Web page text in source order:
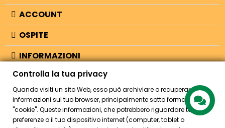
ACCOUNT
OSPITE
INFORMAZIONI
NEGOZIO
© 2026 - Bellearti.it -credits
Controlla la tua privacy
Quando visiti un sito Web, esso può archiviare o recuperare
informazioni sul tuo browser, principalmente sotto forma di
"cookie". Queste informazioni, che potrebbero riguardare te, le tue
preferenze o il tuo dispositivo internet (computer, tablet o